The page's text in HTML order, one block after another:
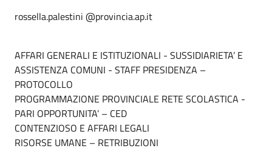
rossella.palestini @provincia.ap.it
AFFARI GENERALI E ISTITUZIONALI - SUSSIDIARIETA’ E
ASSISTENZA COMUNI - STAFF PRESIDENZA –
PROTOCOLLO
PROGRAMMAZIONE PROVINCIALE RETE SCOLASTICA -
PARI OPPORTUNITA’ – CED
CONTENZIOSO E AFFARI LEGALI
RISORSE UMANE – RETRIBUZIONI